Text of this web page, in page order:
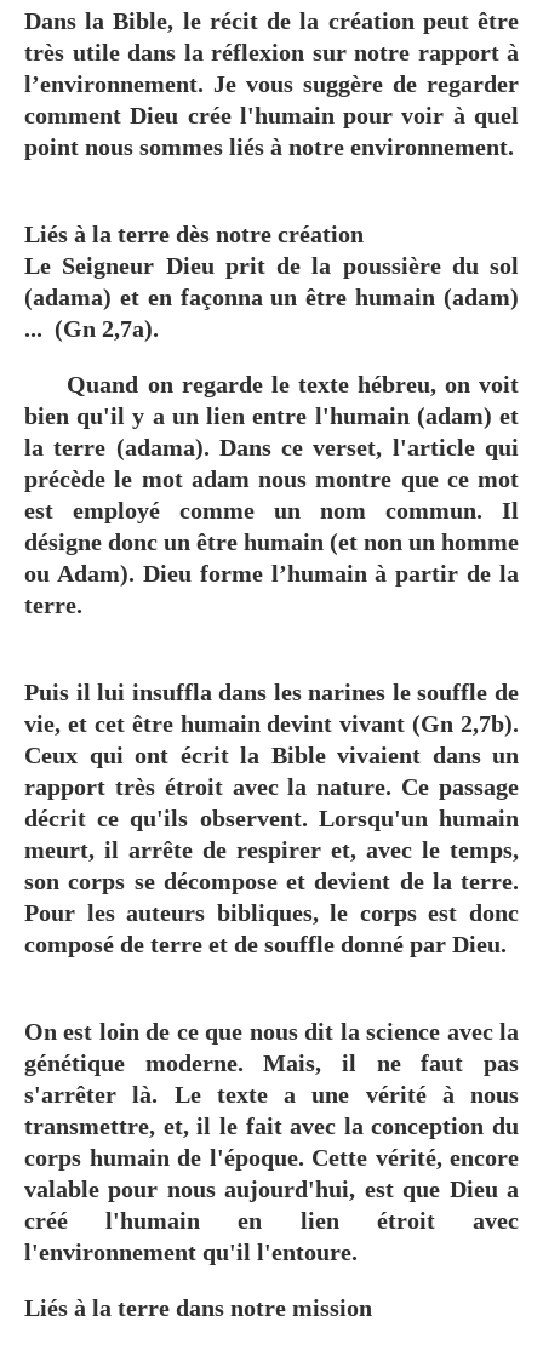
Dans la Bible, le récit de la création peut être
très utile dans la réflexion sur notre rapport à
l’environnement. Je vous suggère de regarder
comment Dieu crée l'humain pour voir à quel
point nous sommes liés à notre environnement.
Liés à la terre dès notre création
Le Seigneur Dieu prit de la poussière du sol
(adama) et en façonna un être humain (adam)
... (Gn 2,7a).
Quand on regarde le texte hébreu, on voit
bien qu'il y a un lien entre l'humain (adam) et
la terre (adama). Dans ce verset, l'article qui
précède le mot adam nous montre que ce mot
est employé comme un nom commun. Il
désigne donc un être humain (et non un homme
ou Adam). Dieu forme l’humain à partir de la
terre.
Puis il lui insuffla dans les narines le souffle de
vie, et cet être humain devint vivant (Gn 2,7b).
Ceux qui ont écrit la Bible vivaient dans un
rapport très étroit avec la nature. Ce passage
décrit ce qu'ils observent. Lorsqu'un humain
meurt, il arrête de respirer et, avec le temps,
son corps se décompose et devient de la terre.
Pour les auteurs bibliques, le corps est donc
composé de terre et de souffle donné par Dieu.
On est loin de ce que nous dit la science avec la
génétique moderne. Mais, il ne faut pas
s'arrêter là. Le texte a une vérité à nous
transmettre, et, il le fait avec la conception du
corps humain de l'époque. Cette vérité, encore
valable pour nous aujourd'hui, est que Dieu a
créé l'humain en lien étroit avec
l'environnement qu'il l'entoure.
Liés à la terre dans notre mission